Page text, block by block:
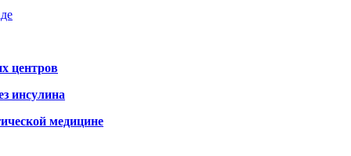
центров
инсулина
медицине